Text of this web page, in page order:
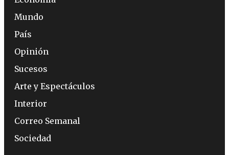
Mundo
País
Opinión
Sucesos
Arte y Espectáculos
Interior
Correo Semanal
Sociedad